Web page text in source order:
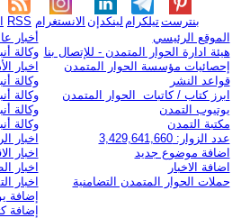
RSS الانستغرام لينكدإن تيلكرامبنترست
الموقع الرئيسي
هيئة ادارة الحوار المتمدن - للإتصال بنا
إحصائيات مؤسسة الحوار المتمدن
قواعد النشر
ابرز كتاب / كاتبات الحوار المتمدن
يوتيوب التمدن
مكتبة التمدن
عدد الزوار: 3,429,641,660
اضافة موضوع جديد
اضافة الاخبار
حملات الحوار المتمدن التضامنية
أخبار
وكالة
اخبار
وكالة
وكالة
وكالة
وكالة
اخبار
اخبار
اخبار
اخبار
إضافة
إضافة